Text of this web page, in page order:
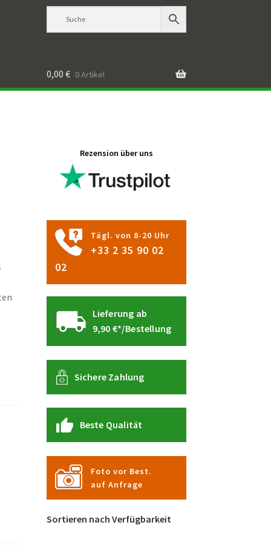
0,00 € 0 Artikel
Rezension über uns
Tägl. von 8-20 Uhr
+33 2 35 90 02
02
Lieferung ab
9,90 €*/Bestellung
Sichere Zahlung
Beste Qualität
Foto vor Best.
auf Anfrage
Sortieren nach Verfügbarkeit